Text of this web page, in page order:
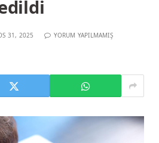
31, 2025 YORUM YAPILMAMIŞ